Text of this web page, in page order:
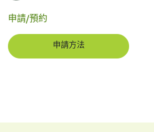
申請/預約
申請方法